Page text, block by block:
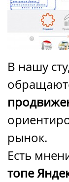
В нашу
рынок.
Есть
топе